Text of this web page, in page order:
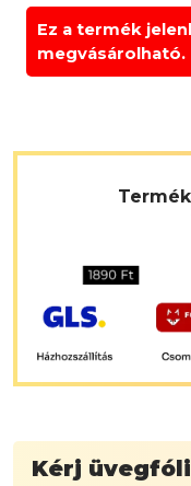
Ez a termék
megvásárolható.
Kérj